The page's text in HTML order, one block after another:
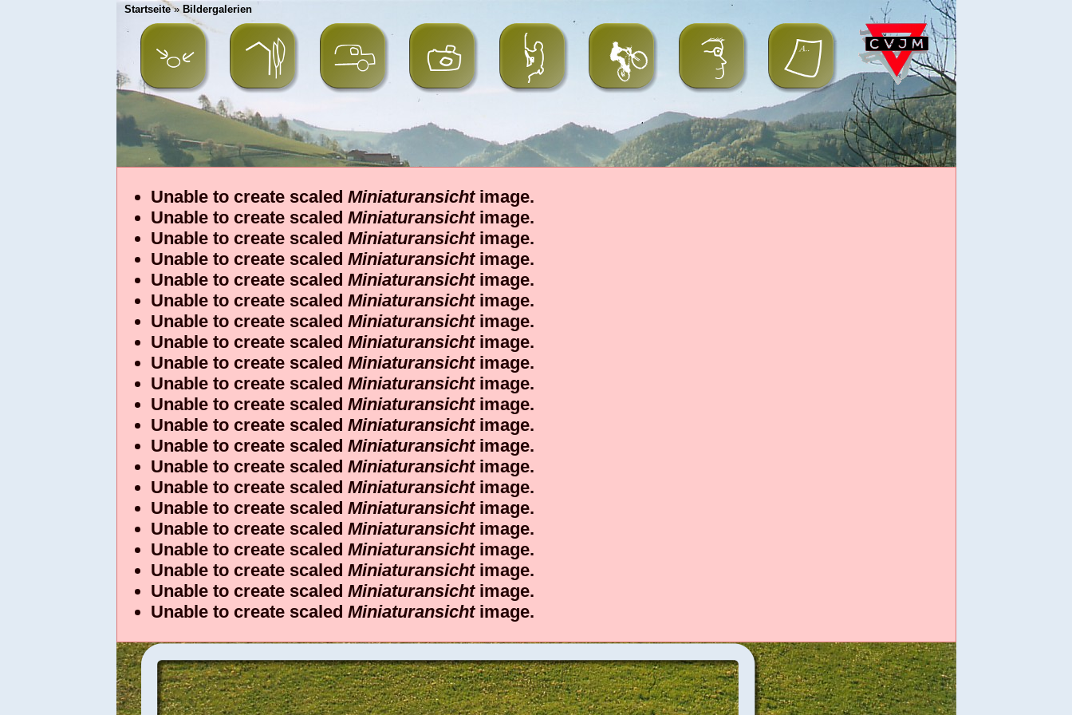
Startseite» Bildergalerien
Unable to create scaled Miniaturansichtimage.
Unable to create scaled Miniaturansichtimage.
Unable to create scaled Miniaturansichtimage.
Unable to create scaled Miniaturansichtimage.
Unable to create scaled Miniaturansichtimage.
Unable to create scaled Miniaturansichtimage.
Unable to create scaled Miniaturansichtimage.
Unable to create scaled Miniaturansichtimage.
Unable to create scaled Miniaturansichtimage.
Unable to create scaled Miniaturansichtimage.
Unable to create scaled Miniaturansichtimage.
Unable to create scaled Miniaturansichtimage.
Unable to create scaled Miniaturansichtimage.
Unable to create scaled Miniaturansichtimage.
Unable to create scaled Miniaturansichtimage.
Unable to create scaled Miniaturansichtimage.
Unable to create scaled Miniaturansichtimage.
Unable to create scaled Miniaturansichtimage.
Unable to create scaled Miniaturansichtimage.
Unable to create scaled Miniaturansichtimage.
Unable to create scaled Miniaturansichtimage.